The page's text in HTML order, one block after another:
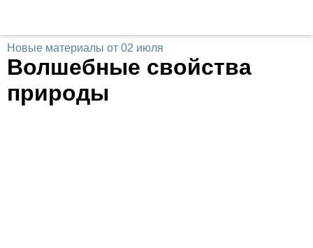
Новые материалы от 02 июля
Волшебные свойства
природы